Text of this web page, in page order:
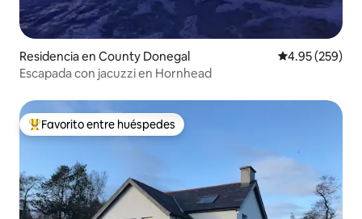
Residencia en County Donegal Calificación
4.95 (259)
Escapada con jacuzzi en Hornhead
De los mejores en Favorito entre huéspedes
Favorito entre huéspedes